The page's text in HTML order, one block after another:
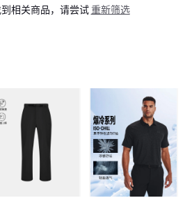
相关商品，请尝试 重新筛选